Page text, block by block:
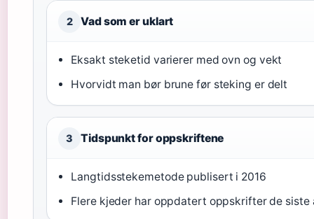
2 Vad som er uklart
Eksakt steketid varierer med ovn og vekt
Hvorvidt man bør brune før steking er delt
3 Tidspunkt for oppskriftene
Langtidsstekemetode publisert i 2016
Flere kjeder har oppdatert oppskrifter de siste